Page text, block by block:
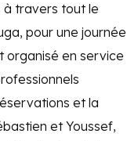
travers tout le
pour une journée
organisé en service
et la
et Youssef,